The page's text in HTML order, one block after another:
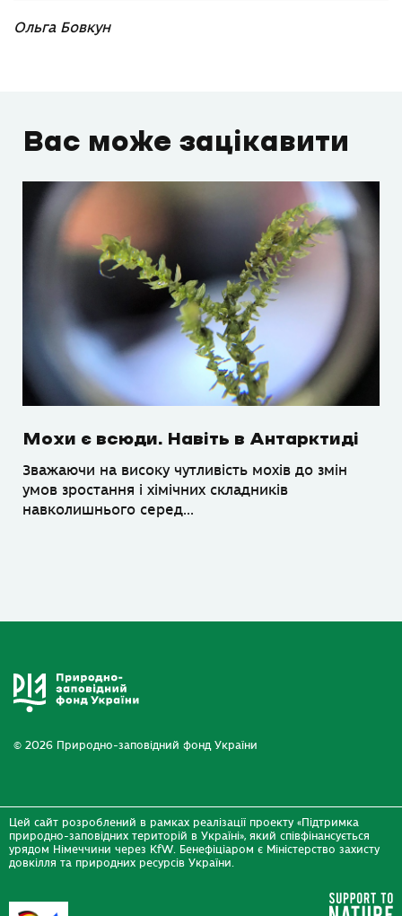
Ольга Бовкун
Вас може зацікавити
Мохи є всюди. Навіть в Антарктиді
Зважаючи на високу чутливість мохів до змін
умов зростання і хімічних складників
навколишнього серед...
© 2026 Природно-заповідний фонд України
Цей сайт розроблений в рамках реалізації проекту «Підтримка
природно-заповідних територій в Україні», який співфінансується
урядом Німеччини через KfW. Бенефіціаром є Міністерство захисту
довкілля та природних ресурсів України.